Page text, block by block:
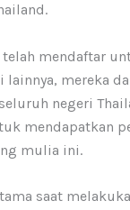
mendaftar
mereka
negeri
mendapatkan
mulia ini.
saat